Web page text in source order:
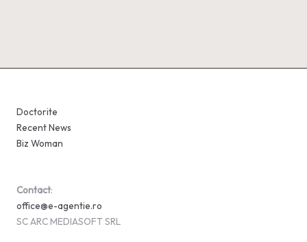
Doctorite
Recent News
Biz Woman
Contact:
office@e-agentie.ro
SC ARC MEDIASOFT SRL